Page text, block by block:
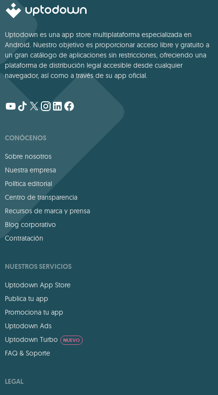
Uptodown es una app store multiplataforma especializada en
Android. Nuestro objetivo es proporcionar acceso libre y gratuito a
un gran catálogo de aplicaciones sin restricciones, ofreciendo una
plataforma de distribución legal accesible desde cualquier
navegador, así como a través de su app oficial.
CONÓCENOS
Sobre nosotros
Nuestra empresa
Política editorial
Centro de transparencia
Recursos de marca y prensa
Blog corporativo
Contratación
NUESTROS SERVICIOS
Uptodown App Store
Publica tu app
Promociona tu app
Uptodown Ads
Uptodown Turbo
NUEVO
FAQ & Soporte
LEGAL